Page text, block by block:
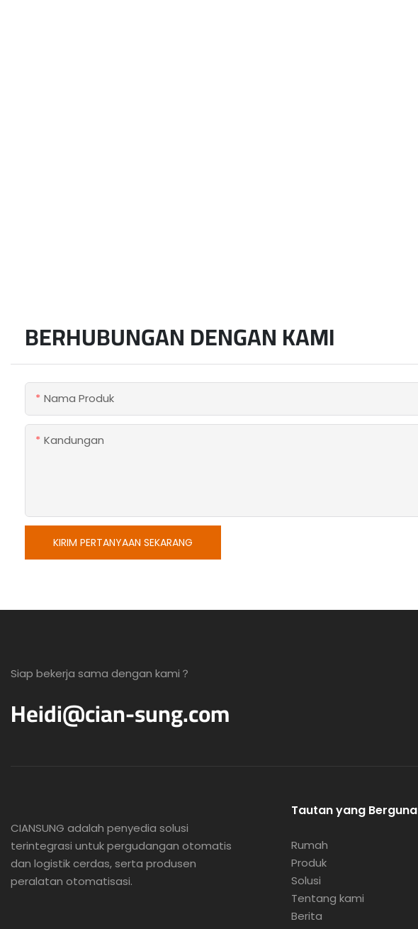
BERHUBUNGAN DENGAN KAMI
Nama Produk
Kandungan
KIRIM PERTANYAAN SEKARANG
Siap bekerja sama dengan kami？
Heidi@cian-sung.com
CIANSUNG adalah penyedia solusi
terintegrasi untuk pergudangan otomatis
dan logistik cerdas, serta produsen
peralatan otomatisasi.
Tautan yang Berguna
Rumah
Produk
Solusi
Tentang kami
Berita